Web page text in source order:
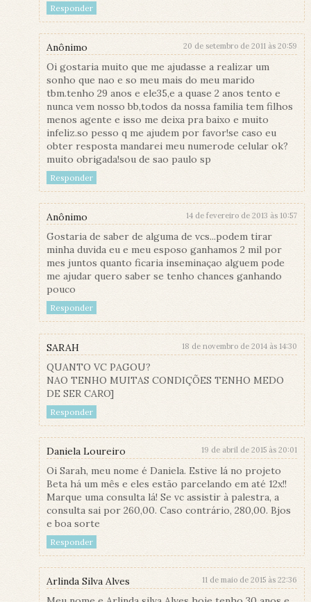
Responder
Anônimo 20 de setembro de 2011 às 20:59
Oi gostaria muito que me ajudasse a realizar um
sonho que nao e so meu mais do meu marido
tbm.tenho 29 anos e ele35,e a quase 2 anos tento e
nunca vem nosso bb,todos da nossa familia tem filhos
menos agente e isso me deixa pra baixo e muito
infeliz.so pesso q me ajudem por favor!se caso eu
obter resposta mandarei meu numerode celular ok?
muito obrigada!sou de sao paulo sp
Responder
Anônimo 14 de fevereiro de 2013 às 10:57
Gostaria de saber de alguma de vcs...podem tirar
minha duvida eu e meu esposo ganhamos 2 mil por
mes juntos quanto ficaria inseminaçao alguem pode
me ajudar quero saber se tenho chances ganhando
pouco
Responder
SARAH 18 de novembro de 2014 às 14:30
QUANTO VC PAGOU?
NAO TENHO MUITAS CONDIÇÕES TENHO MEDO
DE SER CARO]
Responder
Daniela Loureiro 19 de abril de 2015 às 20:01
Oi Sarah, meu nome é Daniela. Estive lá no projeto
Beta há um mês e eles estão parcelando em até 12x!!
Marque uma consulta lá! Se vc assistir à palestra, a
consulta sai por 260,00. Caso contrário, 280,00. Bjos
e boa sorte
Responder
Arlinda Silva Alves 11 de maio de 2015 às 22:36